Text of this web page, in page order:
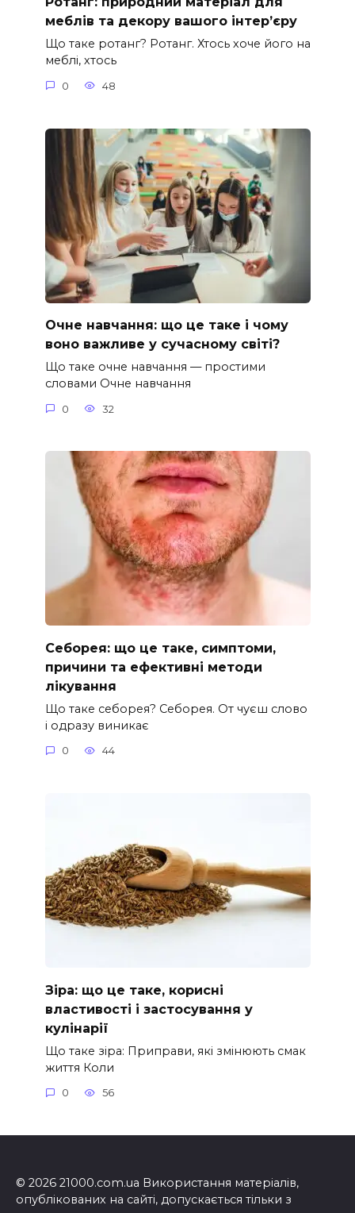
меблів та декору вашого інтер’єру
Що таке ротанг? Ротанг. Хтось хоче його на
меблі, хтось
0 48
Очне навчання: що це таке і чому
воно важливе у сучасному світі?
Що таке очне навчання — простими
словами Очне навчання
0 32
Себорея: що це таке, симптоми,
причини та ефективні методи
лікування
Що таке себорея? Себорея. От чуєш слово
і одразу виникає
0 44
Зіра: що це таке, корисні
властивості і застосування у
кулінарії
Що таке зіра: Приправи, які змінюють смак
життя Коли
0 56
© 2026 21000.com.ua Використання матеріалів,
опублікованих на сайті, допускається тільки з